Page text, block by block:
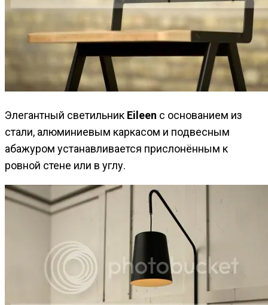
Элегантный светильник Eileen с основанием из
стали, алюминиевым каркасом и подвесным
абажуром устанавливается прислонённым к
ровной стене или в углу.